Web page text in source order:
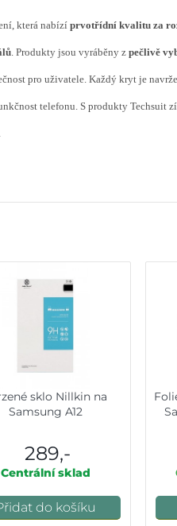
která nabízíprvotřídní kvalitu za
. Produkty jsou vyráběny z pečlivě
pro uživatele. Každý kryt je
telefonu. S produkty Techsuit
sklo Nillkin na
Samsung A12
289,-
Centrální sklad
do košíku